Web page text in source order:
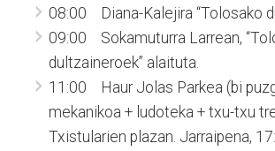
08:00 Diana-Kalejira “Tolosako
09:00 Sokamuturra Larrean,
dultzaineroek” alaituta.
11:00 Haur Jolas Parkea (bi
mekanikoa + ludoteka + txu-txu
Txistularien plazan. Jarraipena,